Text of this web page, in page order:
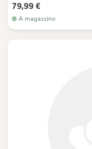
79,99 €
A magazzino